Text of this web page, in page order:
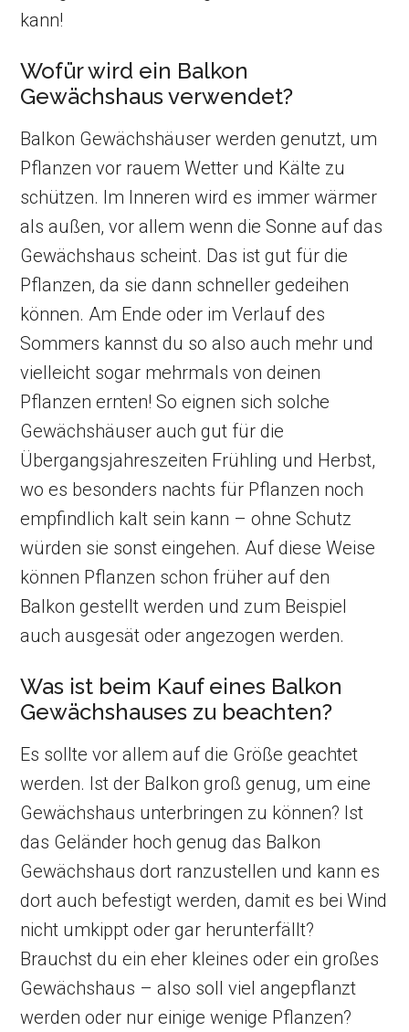
kann!
Wofür wird ein Balkon
Gewächshaus verwendet?
Balkon Gewächshäuser werden genutzt, um
Pflanzen vor rauem Wetter und Kälte zu
schützen. Im Inneren wird es immer wärmer
als außen, vor allem wenn die Sonne auf das
Gewächshaus scheint. Das ist gut für die
Pflanzen, da sie dann schneller gedeihen
können. Am Ende oder im Verlauf des
Sommers kannst du so also auch mehr und
vielleicht sogar mehrmals von deinen
Pflanzen ernten! So eignen sich solche
Gewächshäuser auch gut für die
Übergangsjahreszeiten Frühling und Herbst,
wo es besonders nachts für Pflanzen noch
empfindlich kalt sein kann – ohne Schutz
würden sie sonst eingehen. Auf diese Weise
können Pflanzen schon früher auf den
Balkon gestellt werden und zum Beispiel
auch ausgesät oder angezogen werden.
Was ist beim Kauf eines Balkon
Gewächshauses zu beachten?
Es sollte vor allem auf die Größe geachtet
werden. Ist der Balkon groß genug, um eine
Gewächshaus unterbringen zu können? Ist
das Geländer hoch genug das Balkon
Gewächshaus dort ranzustellen und kann es
dort auch befestigt werden, damit es bei Wind
nicht umkippt oder gar herunterfällt?
Brauchst du ein eher kleines oder ein großes
Gewächshaus – also soll viel angepflanzt
werden oder nur einige wenige Pflanzen?